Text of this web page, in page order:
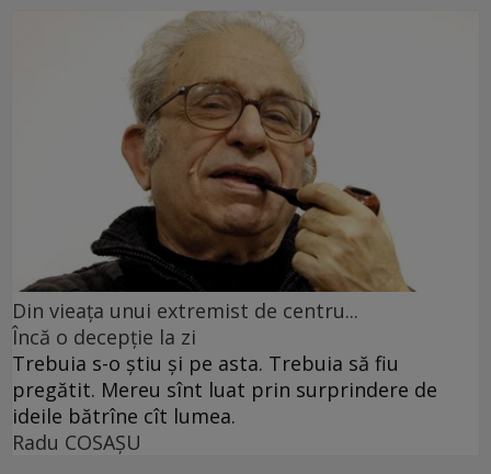
Din vieaţa unui extremist de centru...
Încă o decepţie la zi
Trebuia s-o ştiu şi pe asta. Trebuia să fiu
pregătit. Mereu sînt luat prin surprindere de
ideile bătrîne cît lumea.
Radu COSAŞU